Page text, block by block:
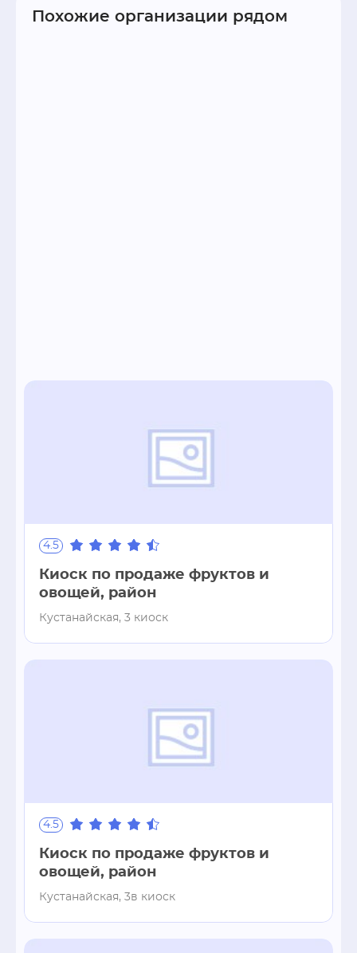
Похожие организации рядом
4.5
Киоск по продаже фруктов и
овощей, район
Кустанайская, 3 киоск
4.5
Киоск по продаже фруктов и
овощей, район
Кустанайская, 3в киоск